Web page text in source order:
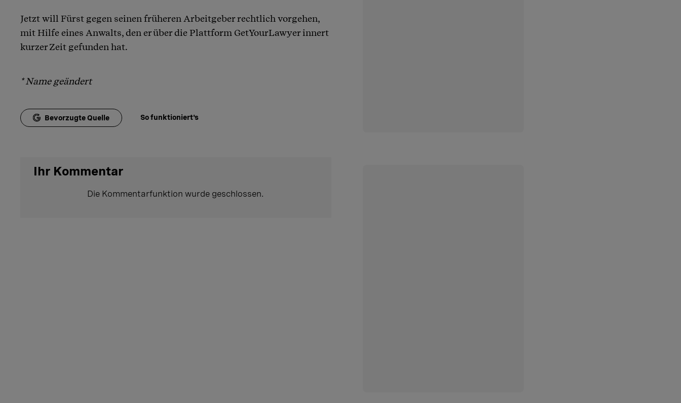
Jetzt will Fürst gegen seinen früheren Arbeitgeber rechtlich vorgehen,
mit Hilfe eines Anwalts, den er über die Plattform GetYourLawyer innert
kurzer Zeit gefunden hat.
* Name geändert
Bevorzugte Quelle So funktioniert's
Ihr Kommentar
Die Kommentarfunktion wurde geschlossen.